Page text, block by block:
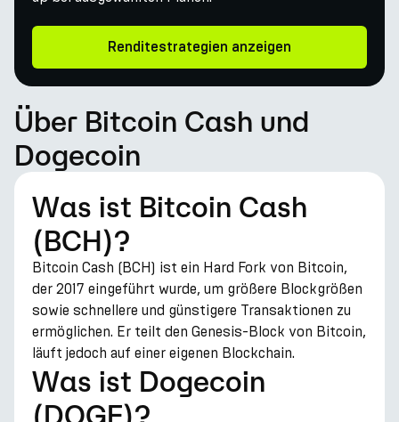
Renditestrategien anzeigen
Über Bitcoin Cash und
Dogecoin
Was ist Bitcoin Cash
(BCH)?
Bitcoin Cash (BCH) ist ein Hard Fork von Bitcoin,
der 2017 eingeführt wurde, um größere Blockgrößen
sowie schnellere und günstigere Transaktionen zu
ermöglichen. Er teilt den Genesis-Block von Bitcoin,
läuft jedoch auf einer eigenen Blockchain.
Was ist Dogecoin
(DOGE)?